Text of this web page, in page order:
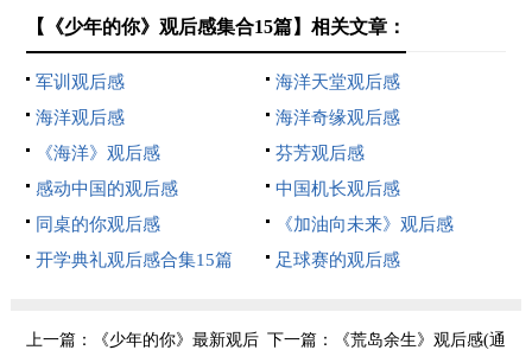
【《少年的你》观后感集合15篇】相关文章：
军训观后感
海洋天堂观后感
海洋观后感
海洋奇缘观后感
《海洋》观后感
芬芳观后感
感动中国的观后感
中国机长观后感
同桌的你观后感
《加油向未来》观后感
开学典礼观后感合集15篇
足球赛的观后感
上一篇： 《少年的你》最新观后 下一篇： 《荒岛余生》观后感(通